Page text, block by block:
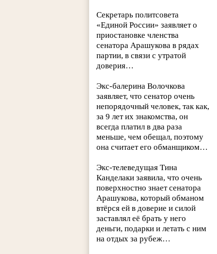
Секретарь политсовета
«Единой России» заявляет о
приостановке членства
сенатора Арашукова в рядах
партии, в связи с утратой
доверия…
Экс-балерина Волочкова
заявляет, что сенатор очень
непорядочный человек, так как,
за 9 лет их знакомства, он
всегда платил в два раза
меньше, чем обещал, поэтому
она считает его обманщиком…
Экс-телеведущая Тина
Канделаки заявила, что очень
поверхностно знает сенатора
Арашукова, который обманом
втёрся ей в доверие и силой
заставлял её брать у него
деньги, подарки и летать с ним
на отдых за рубеж…